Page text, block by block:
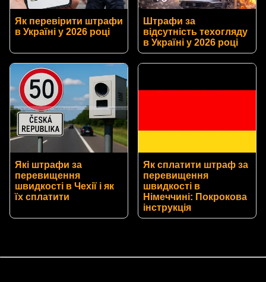
Як перевірити штрафи
в Україні у 2026 році
Штрафи за
відсутність техогляду
в Україні у 2026 році
Які штрафи за
перевищення
швидкості в Чехії і як
їх сплатити
Як сплатити штраф за
перевищення
швидкості в
Німеччині: Покрокова
інструкція